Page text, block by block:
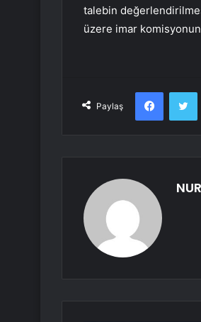
talebin
üzere imar
Paylaş